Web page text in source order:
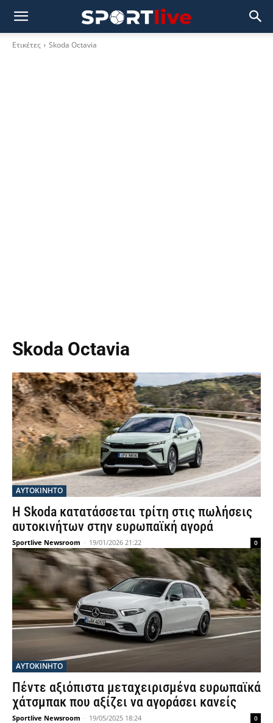
Ετικέτες Skoda Octavia
Skoda Octavia
ΑΥΤΟΚΙΝΗΤΟ
Η Skoda κατατάσσεται τρίτη στις πωλήσεις
αυτοκινήτων στην ευρωπαϊκή αγορά
Sportlive Newsroom - 19/01/2026 21:22 0
ΑΥΤΟΚΙΝΗΤΟ
Πέντε αξιόπιστα μεταχειρισμένα ευρωπαϊκά
χάτσμπακ που αξίζει να αγοράσει κανείς
Sportlive Newsroom - 19/05/2025 18:24 0